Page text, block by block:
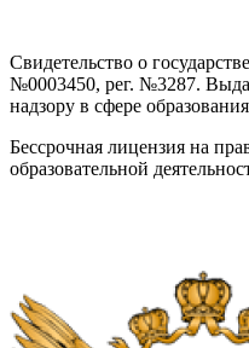
Свидетельство о
№0003450, рег. №3287.
надзору в сфере
Бессрочная лицензия на
образовательной